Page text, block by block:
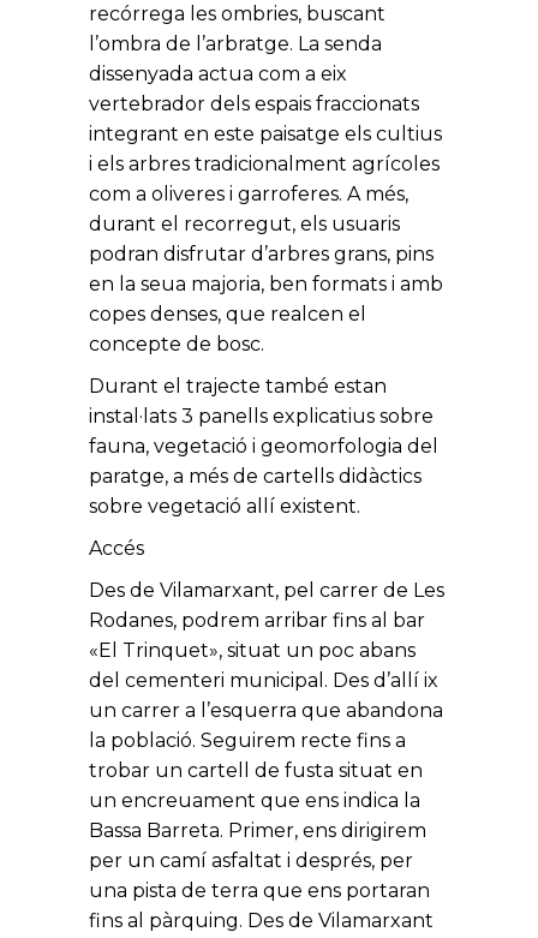
recórrega les ombries, buscant
l’ombra de l’arbratge. La senda
dissenyada actua com a eix
vertebrador dels espais fraccionats
integrant en este paisatge els cultius
i els arbres tradicionalment agrícoles
com a oliveres i garroferes. A més,
durant el recorregut, els usuaris
podran disfrutar d’arbres grans, pins
en la seua majoria, ben formats i amb
copes denses, que realcen el
concepte de bosc.
Durant el trajecte també estan
instal·lats 3 panells explicatius sobre
fauna, vegetació i geomorfologia del
paratge, a més de cartells didàctics
sobre vegetació allí existent.
Accés
Des de Vilamarxant, pel carrer de Les
Rodanes, podrem arribar fins al bar
«El Trinquet», situat un poc abans
del cementeri municipal. Des d’allí ix
un carrer a l’esquerra que abandona
la població. Seguirem recte fins a
trobar un cartell de fusta situat en
un encreuament que ens indica la
Bassa Barreta. Primer, ens dirigirem
per un camí asfaltat i després, per
una pista de terra que ens portaran
fins al pàrquing. Des de Vilamarxant